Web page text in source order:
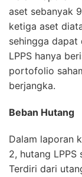
aset sebanyak
ketiga aset
sehingga dapat
LPPS hanya
portofolio
berjangka.
Beban Hutang
Dalam laporan
2, hutang
Terdiri dari